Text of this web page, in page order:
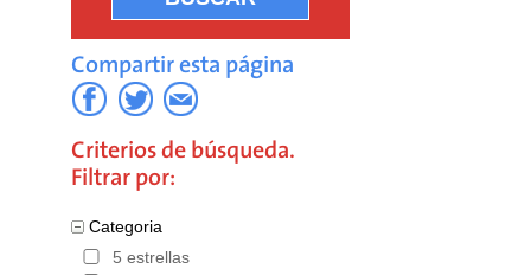
Compartir esta página
Criterios de búsqueda.
Filtrar por:
Categoria
5 estrellas